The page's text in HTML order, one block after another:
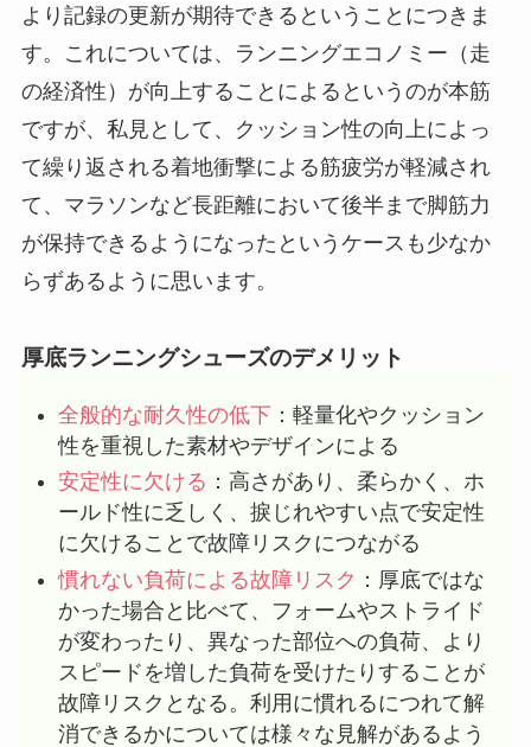
より記録の更新が期待できるということにつきま
す。これについては、ランニングエコノミー（走
の経済性）が向上することによるというのが本筋
ですが、私見として、クッション性の向上によっ
て繰り返される着地衝撃による筋疲労が軽減され
て、マラソンなど長距離において後半まで脚筋力
が保持できるようになったというケースも少なか
らずあるように思います。
厚底ランニングシューズのデメリット
全般的な耐久性の低下 ：軽量化やクッション
性を重視した素材やデザインによる
安定性に欠ける ：高さがあり、柔らかく、ホ
ールド性に乏しく、捩じれやすい点で安定性
に欠けることで故障リスクにつながる
慣れない負荷による故障リスク ：厚底ではな
かった場合と比べて、フォームやストライド
が変わったり、異なった部位への負荷、より
スピードを増した負荷を受けたりすることが
故障リスクとなる。利用に慣れるにつれて解
消できるかについては様々な見解があるよう